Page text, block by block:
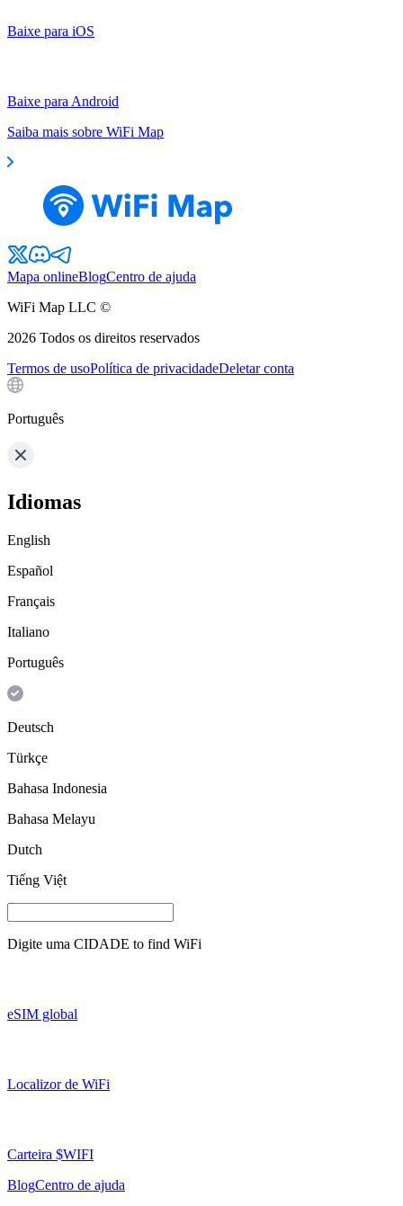
Baixe para iOS
Baixe para Android
Saiba mais sobre WiFi Map
Mapa onlineBlogCentro de ajuda
WiFi Map LLC ©
2026 Todos os direitos reservados
Termos de usoPolítica de privacidadeDeletar conta
Português
Idiomas
English
Español
Français
Italiano
Português
Deutsch
Türkçe
Bahasa Indonesia
Bahasa Melayu
Dutch
Tiếng Việt
Digite uma CIDADE to find WiFi
eSIM global
Localizor de WiFi
Carteira $WIFI
BlogCentro de ajuda